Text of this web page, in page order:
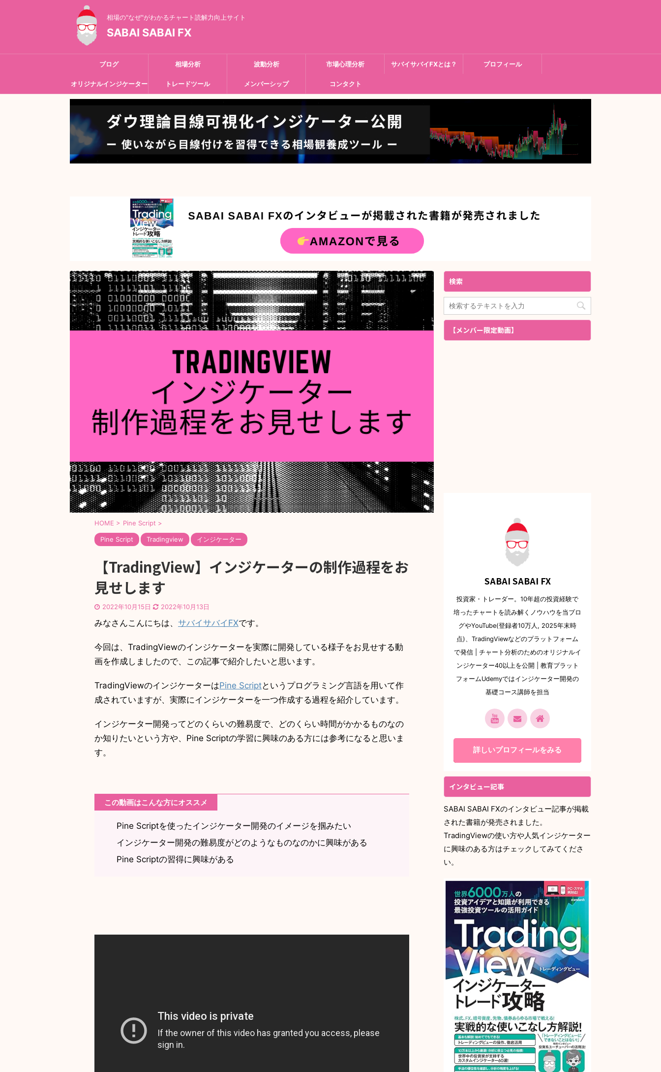
相場の"なぜ"がわかるチャート読解力向上サイト
SABAI SABAI FX
ブログ 相場分析 波動分析 市場心理分析 サバイサバイFXとは？ プロフィール
オリジナルインジケーター トレードツール メンバーシップ コンタクト
HOME > Pine Script >
Pine Script Tradingview インジケーター
【TradingView】インジケーターの制作過程をお
見せします
2022年10月15日 2022年10月13日
みなさんこんにちは、 サバイサバイFXです。
今回は、TradingViewのインジケーターを実際に開発している様子をお見せする動
画を作成しましたので、この記事で紹介したいと思います。
TradingViewのインジケーターはPine Scriptというプログラミング言語を用いて作
成されていますが、実際にインジケーターを一つ作成する過程を紹介しています。
インジケーター開発ってどのくらいの難易度で、どのくらい時間がかかるものなの
か知りたいという方や、Pine Scriptの学習に興味のある方には参考になると思いま
す。
この動画はこんな方にオススメ
Pine Scriptを使ったインジケーター開発のイメージを掴みたい
インジケーター開発の難易度がどのようなものなのかに興味がある
Pine Scriptの習得に興味がある
検索
【メンバー限定動画】
SABAI SABAI FX
投資家・トレーダー。10年超の投資経験で
培ったチャートを読み解くノウハウを当ブロ
グやYouTube(登録者10万人, 2025年末時
点)、TradingViewなどのプラットフォーム
で発信 | チャート分析のためのオリジナルイ
ンジケーター40以上を公開 | 教育プラット
フォームUdemyではインジケーター開発の
基礎コース講師を担当
詳しいプロフィールをみる
インタビュー記事
SABAI SABAI FXのインタビュー記事が掲載
された書籍が発売されました。
TradingViewの使い方や人気インジケーター
に興味のある方はチェックしてみてくださ
い。